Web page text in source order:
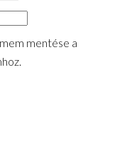
mentése a